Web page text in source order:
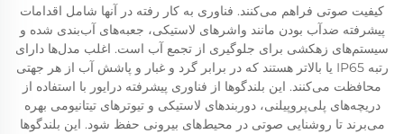
کیفیت صوتی فراهم می‌کنند. فناوری به کار رفته در آنها شامل اقدامات
پیشرفته ضدآب بودن مانند واشرهای لاستیکی، جعبه‌های آب‌بندی شده و
سیستم‌های زهکشی برای جلوگیری از تجمع آب است. اغلب مدل‌ها دارای
رتبه IP65 یا بالاتر هستند که در برابر گرد و غبار و پاشش آب از هر جهتی
محافظت می‌کنند. این بلندگوها از فناوری پیشرفته درایور با استفاده از
دریچه‌های پلی‌پروپیلنی، دوربند‌های لاستیکی و تیوترهای تیتانیومی بهره
می‌برند تا روشنایی صوتی در محیط‌های بیرونی حفظ شود. این بلندگوها